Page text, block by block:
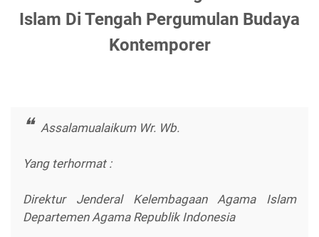
Islam Di Tengah Pergumulan Budaya
Kontemporer
Assalamualaikum Wr. Wb.
Yang terhormat :
Direktur Jenderal Kelembagaan Agama Islam
Departemen Agama Republik Indonesia